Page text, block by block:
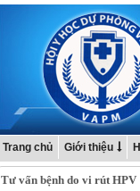
Trang chủ Giới thiệu
Tư vấn bệnh do vi rút HPV